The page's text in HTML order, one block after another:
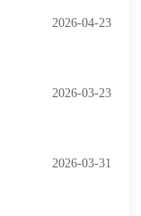
2026-04-23
2026-03-23
2026-03-31